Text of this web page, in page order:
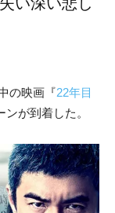
の映画『22年目
ンが到着した。